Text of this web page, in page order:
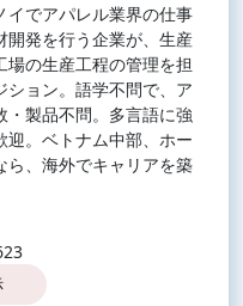
イでアパレル業界の仕事
開発を行う企業が、生産
の生産工程の管理を担
ション。語学不問で、ア
製品不問。多言語に強
迎。ベトナム中部、ホー
ら、海外でキャリアを築